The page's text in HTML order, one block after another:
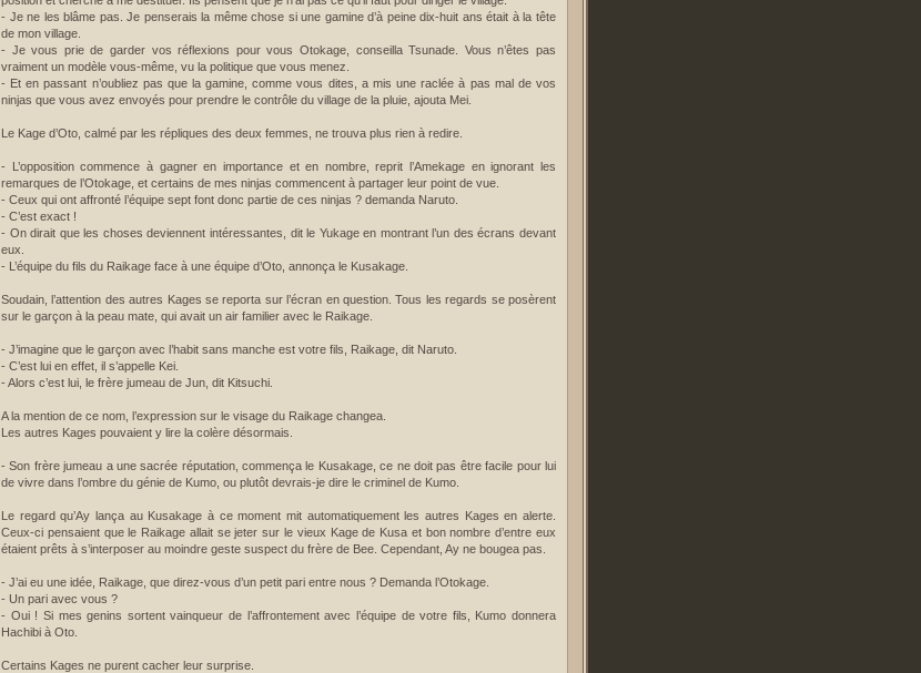
- Je ne les blâme pas. Je penserais la même chose si une gamine d’à peine dix-huit ans était à la tête
de mon village.
- Je vous prie de garder vos réflexions pour vous Otokage, conseilla Tsunade. Vous n’êtes pas
vraiment un modèle vous-même, vu la politique que vous menez.
- Et en passant n’oubliez pas que la gamine, comme vous dites, a mis une raclée à pas mal de vos
ninjas que vous avez envoyés pour prendre le contrôle du village de la pluie, ajouta Mei.
Le Kage d’Oto, calmé par les répliques des deux femmes, ne trouva plus rien à redire.
- L’opposition commence à gagner en importance et en nombre, reprit l’Amekage en ignorant les
remarques de l’Otokage, et certains de mes ninjas commencent à partager leur point de vue.
- Ceux qui ont affronté l’équipe sept font donc partie de ces ninjas ? demanda Naruto.
- C’est exact !
- On dirait que les choses deviennent intéressantes, dit le Yukage en montrant l’un des écrans devant
eux.
- L’équipe du fils du Raikage face à une équipe d’Oto, annonça le Kusakage.
Soudain, l’attention des autres Kages se reporta sur l’écran en question. Tous les regards se posèrent
sur le garçon à la peau mate, qui avait un air familier avec le Raikage.
- J’imagine que le garçon avec l’habit sans manche est votre fils, Raikage, dit Naruto.
- C’est lui en effet, il s’appelle Kei.
- Alors c’est lui, le frère jumeau de Jun, dit Kitsuchi.
A la mention de ce nom, l’expression sur le visage du Raikage changea.
Les autres Kages pouvaient y lire la colère désormais.
- Son frère jumeau a une sacrée réputation, commença le Kusakage, ce ne doit pas être facile pour lui
de vivre dans l’ombre du génie de Kumo, ou plutôt devrais-je dire le criminel de Kumo.
Le regard qu’Ay lança au Kusakage à ce moment mit automatiquement les autres Kages en alerte.
Ceux-ci pensaient que le Raikage allait se jeter sur le vieux Kage de Kusa et bon nombre d’entre eux
étaient prêts à s’interposer au moindre geste suspect du frère de Bee. Cependant, Ay ne bougea pas.
- J’ai eu une idée, Raikage, que direz-vous d’un petit pari entre nous ? Demanda l’Otokage.
- Un pari avec vous ?
- Oui ! Si mes genins sortent vainqueur de l’affrontement avec l’équipe de votre fils, Kumo donnera
Hachibi à Oto.
Certains Kages ne purent cacher leur surprise.